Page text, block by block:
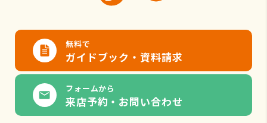
無料で
ガイドブック・資料請求
フォームから
来店予約・お問い合わせ